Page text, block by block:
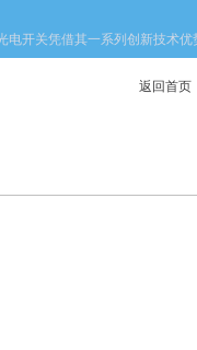
借其一系列创新技术优势，
返回首页